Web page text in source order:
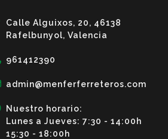
Calle Alguixos, 20, 46138
Rafelbunyol, Valencia
961412390
admin@menferferreteros.com
Nuestro horario:
Lunes a Jueves: 7:30 - 14:00h
15:30 - 18:00h